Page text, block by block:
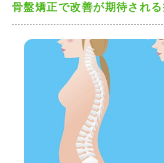
骨盤矯正で改善が期待され